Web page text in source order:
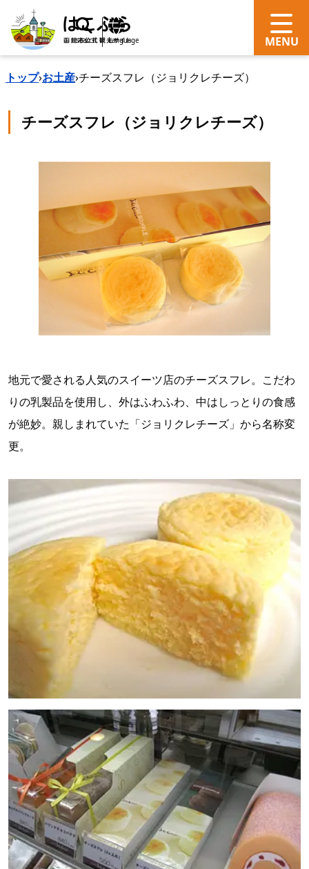
search Language
トップ›お土産›チーズスフレ（ジョリクレチーズ）
チーズスフレ（ジョリクレチーズ）
地元で愛される人気のスイーツ店のチーズスフレ。こだわ
りの乳製品を使用し、外はふわふわ、中はしっとりの食感
が絶妙。親しまれていた「ジョリクレチーズ」から名称変
更。